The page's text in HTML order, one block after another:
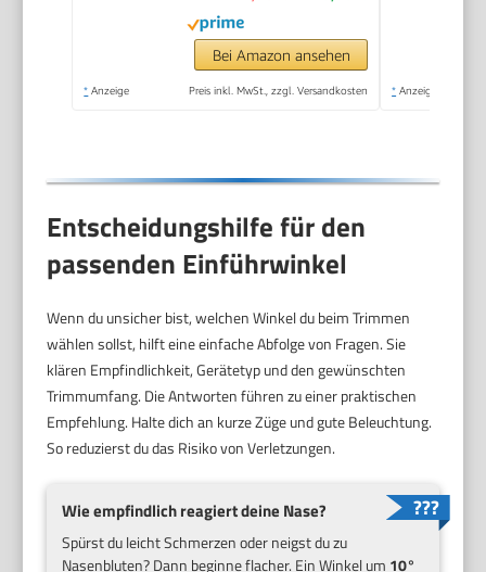
Schmerzloser
Epilierer, IPX7
Waschbarer
Bei Amazon ansehen
* Anzeige Preis inkl. MwSt., zzgl. Versandkosten * Anzeige
Entscheidungshilfe für den
passenden Einführwinkel
Wenn du unsicher bist, welchen Winkel du beim Trimmen
wählen sollst, hilft eine einfache Abfolge von Fragen. Sie
klären Empfindlichkeit, Gerätetyp und den gewünschten
Trimmumfang. Die Antworten führen zu einer praktischen
Empfehlung. Halte dich an kurze Züge und gute Beleuchtung.
So reduzierst du das Risiko von Verletzungen.
Wie empfindlich reagiert deine Nase?
Spürst du leicht Schmerzen oder neigst du zu
Nasenbluten? Dann beginne flacher. Ein Winkel um 10°